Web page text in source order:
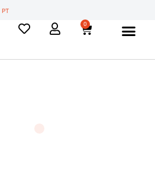
PT
0